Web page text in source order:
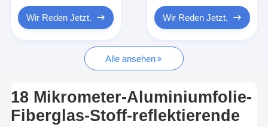
Aluminiumfolie-Glasgewebe-Band
Aluminiumfolie-Fiberglas-Stoff
Stoff-Panzerklebeband
Wir Reden Jetzt. Wir Reden Jetzt.
Alle ansehen
18 Mikrometer-Aluminiumfolie-
Fiberglas-Stoff-reflektierende